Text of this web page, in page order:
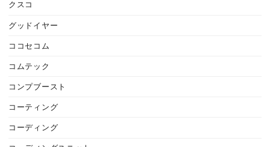
クスコ
グッドイヤー
ココセコム
コムテック
コンプブースト
コーティング
コーディング